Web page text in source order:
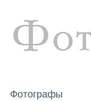
Фотографы